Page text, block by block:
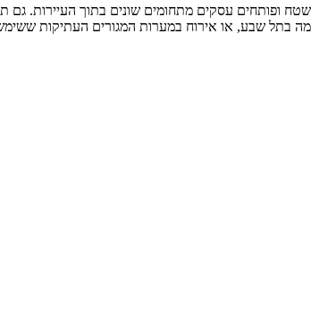
עסקים מתחומים שונים בתוך העיירות. גם
בתל שבע, או אירוח במערות המגורים העתיקות